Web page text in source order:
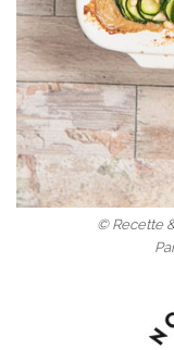
© Recette